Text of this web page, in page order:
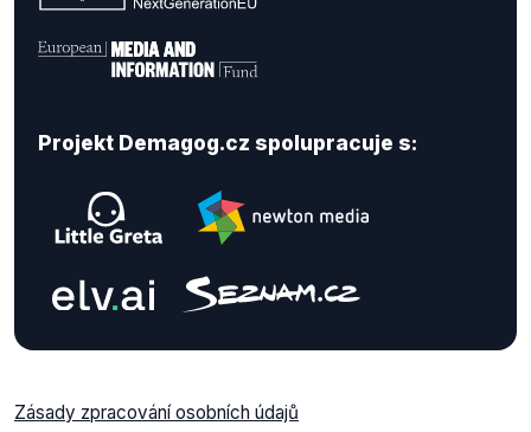
Projekt Demagog.cz spolupracuje s:
Zásady zpracování osobních údajů